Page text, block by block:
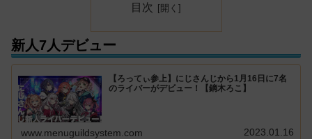
目次
新人7人デビュー
【ろってぃ参上】にじさんじから1月16日に7名
のライバーがデビュー！【鏑木ろこ】
www.menuguildsystem.com 2023.01.16